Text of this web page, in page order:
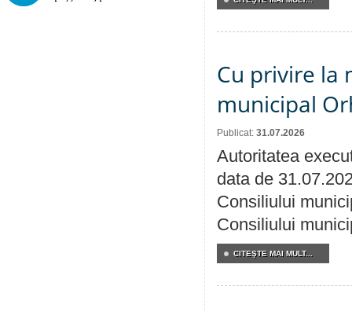
Cu privire la
municipal
Publicat: 31.07.2026
Autoritatea
data de
Consiliului
Consiliului
CITEŞTE MAI MULT...